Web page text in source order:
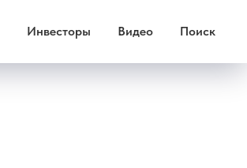
Инвесторы Видео Поиск